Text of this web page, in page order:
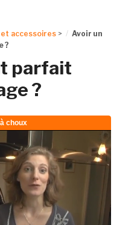
et accessoires >
Avoir un
?
parfait
?